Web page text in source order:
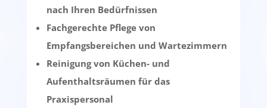
nach Ihren Bedürfnissen
Fachgerechte Pflege von
Empfangsbereichen und Wartezimmern
Reinigung von Küchen- und
Aufenthaltsräumen für das
Praxispersonal